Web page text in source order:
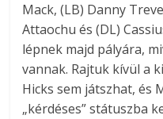
Mack, (LB) Danny
Attaochu és (DL)
lépnek majd pályára,
vannak. Rajtuk kívül a
Hicks sem játszhat, és
„kérdéses” státuszba